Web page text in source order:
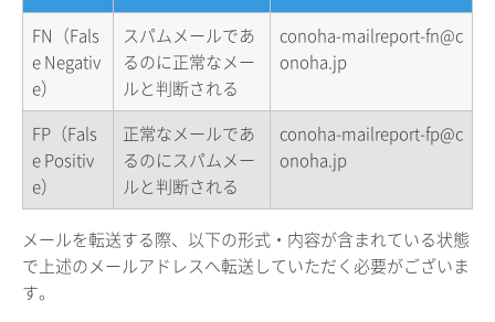
FN（Fals
e Negativ
e）
スパムメールであ
るのに正常なメー
ルと判断される
conoha-mailreport-fn@c
onoha.jp
FP（Fals
e Positiv
e）
正常なメールであ
るのにスパムメー
ルと判断される
conoha-mailreport-fp@c
onoha.jp
メールを転送する際、以下の形式・内容が含まれている状態
で上述のメールアドレスへ転送していただく必要がございま
す。